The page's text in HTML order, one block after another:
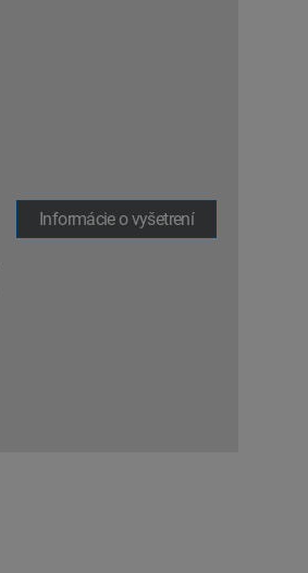
Informácie o vyšetrení